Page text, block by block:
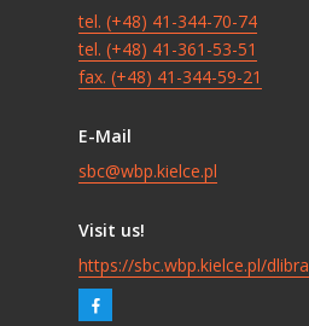
tel. (+48) 41-344-70-74
tel. (+48) 41-361-53-51
fax. (+48) 41-344-59-21
E-Mail
sbc@wbp.kielce.pl
Visit us!
https://sbc.wbp.kielce.pl/dlibra